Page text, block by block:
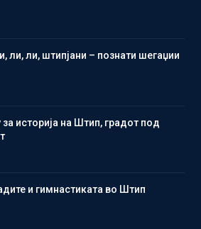
ли, ли, штипјани – познати шегаџии
историја на Штип, градот под
и гимнастиката во Штип